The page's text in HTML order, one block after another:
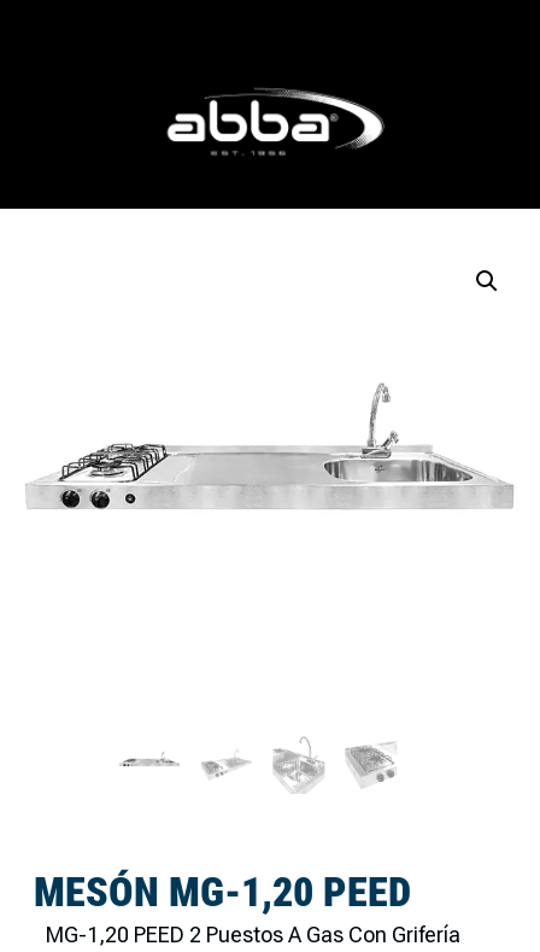
MESÓN MG-1,20 PEED
MG-1,20 PEED 2 Puestos A Gas Con Grifería